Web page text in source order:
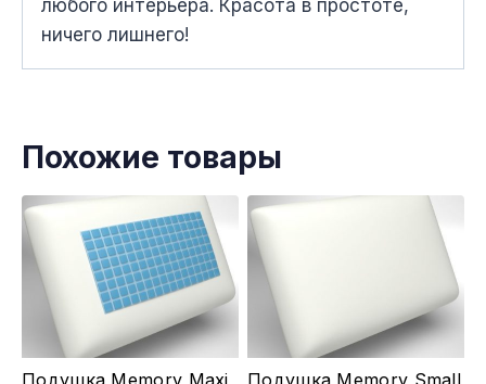
любого интерьера. Красота в простоте,
ничего лишнего!
Похожие товары
Подушка Memory Maxi
Подушка Memory Small